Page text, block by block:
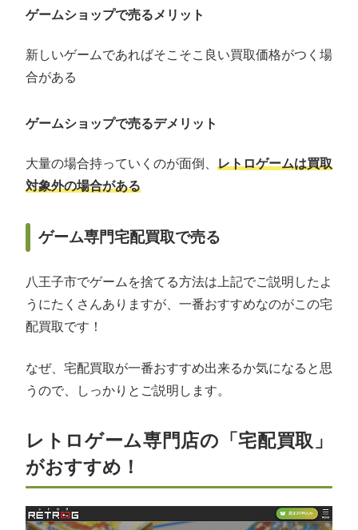
ゲームショップで売るメリット
新しいゲームであればそこそこ良い買取価格がつく場
合がある
ゲームショップで売るデメリット
大量の場合持っていくのが面倒、 レトロゲームは買取
対象外の場合がある
ゲーム専門宅配買取で売る
八王子市でゲームを捨てる方法は上記でご説明したよ
うにたくさんありますが、一番おすすめなのがこの宅
配買取です！
なぜ、宅配買取が一番おすすめ出来るか気になると思
うので、しっかりとご説明します。
レトロゲーム専門店の「宅配買取」
がおすすめ！